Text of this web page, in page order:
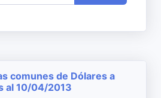
comunes de Dólares a
al 10/04/2013